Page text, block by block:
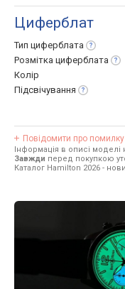
Циферблат
Тип циферблата
Розмітка циферблата
Колір
Підсвічування
Повідомити про помилку
Інформація в описі
Завжди перед покупкою
Каталог Hamilton 2026 -